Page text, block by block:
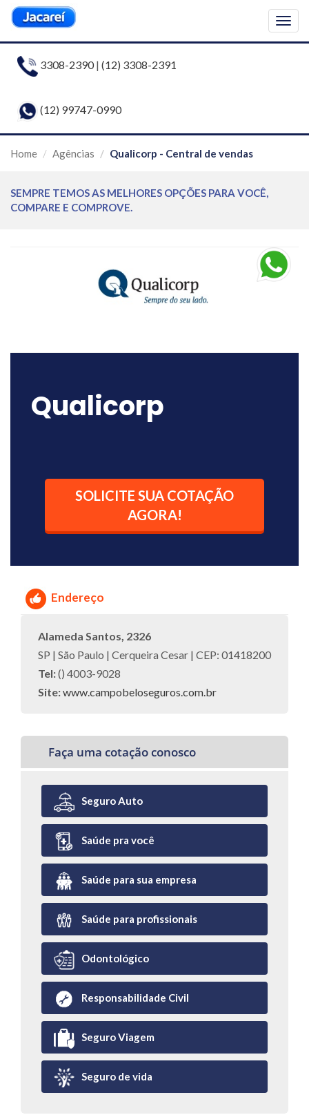
3308-2390| (12) 3308-2391
(12) 99747-0990
Home Agências Qualicorp - Central de vendas
SEMPRE TEMOS AS MELHORES OPÇÕES PARA VOCÊ,
COMPARE E COMPROVE.
Qualicorp
SOLICITE SUA COTAÇÃO
AGORA!
Endereço
Alameda Santos, 2326
SP | São Paulo | Cerqueira Cesar | CEP: 01418200
Tel:() 4003-9028
Site:www.campobeloseguros.com.br
Faça uma cotação conosco
Seguro Auto
Saúde pra você
Saúde para sua empresa
Saúde para profissionais
Odontológico
Responsabilidade Civil
Seguro Viagem
Seguro de vida